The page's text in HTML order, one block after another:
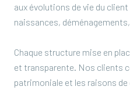
aux évolutions de vie du
naissances,
Chaque structure mise en
et transparente. Nos clients
patrimoniale et les raisons de